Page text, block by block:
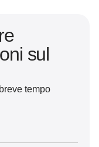
sul
tempo